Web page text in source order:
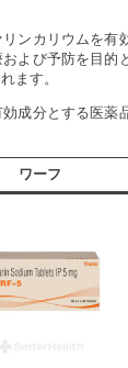
ンカリウムを有
よび予防を目的
ます。
成分とする医薬
ワーフ